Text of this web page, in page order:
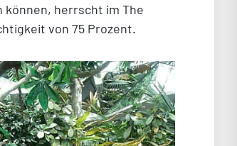
können, herrscht im The
von 75 Prozent.